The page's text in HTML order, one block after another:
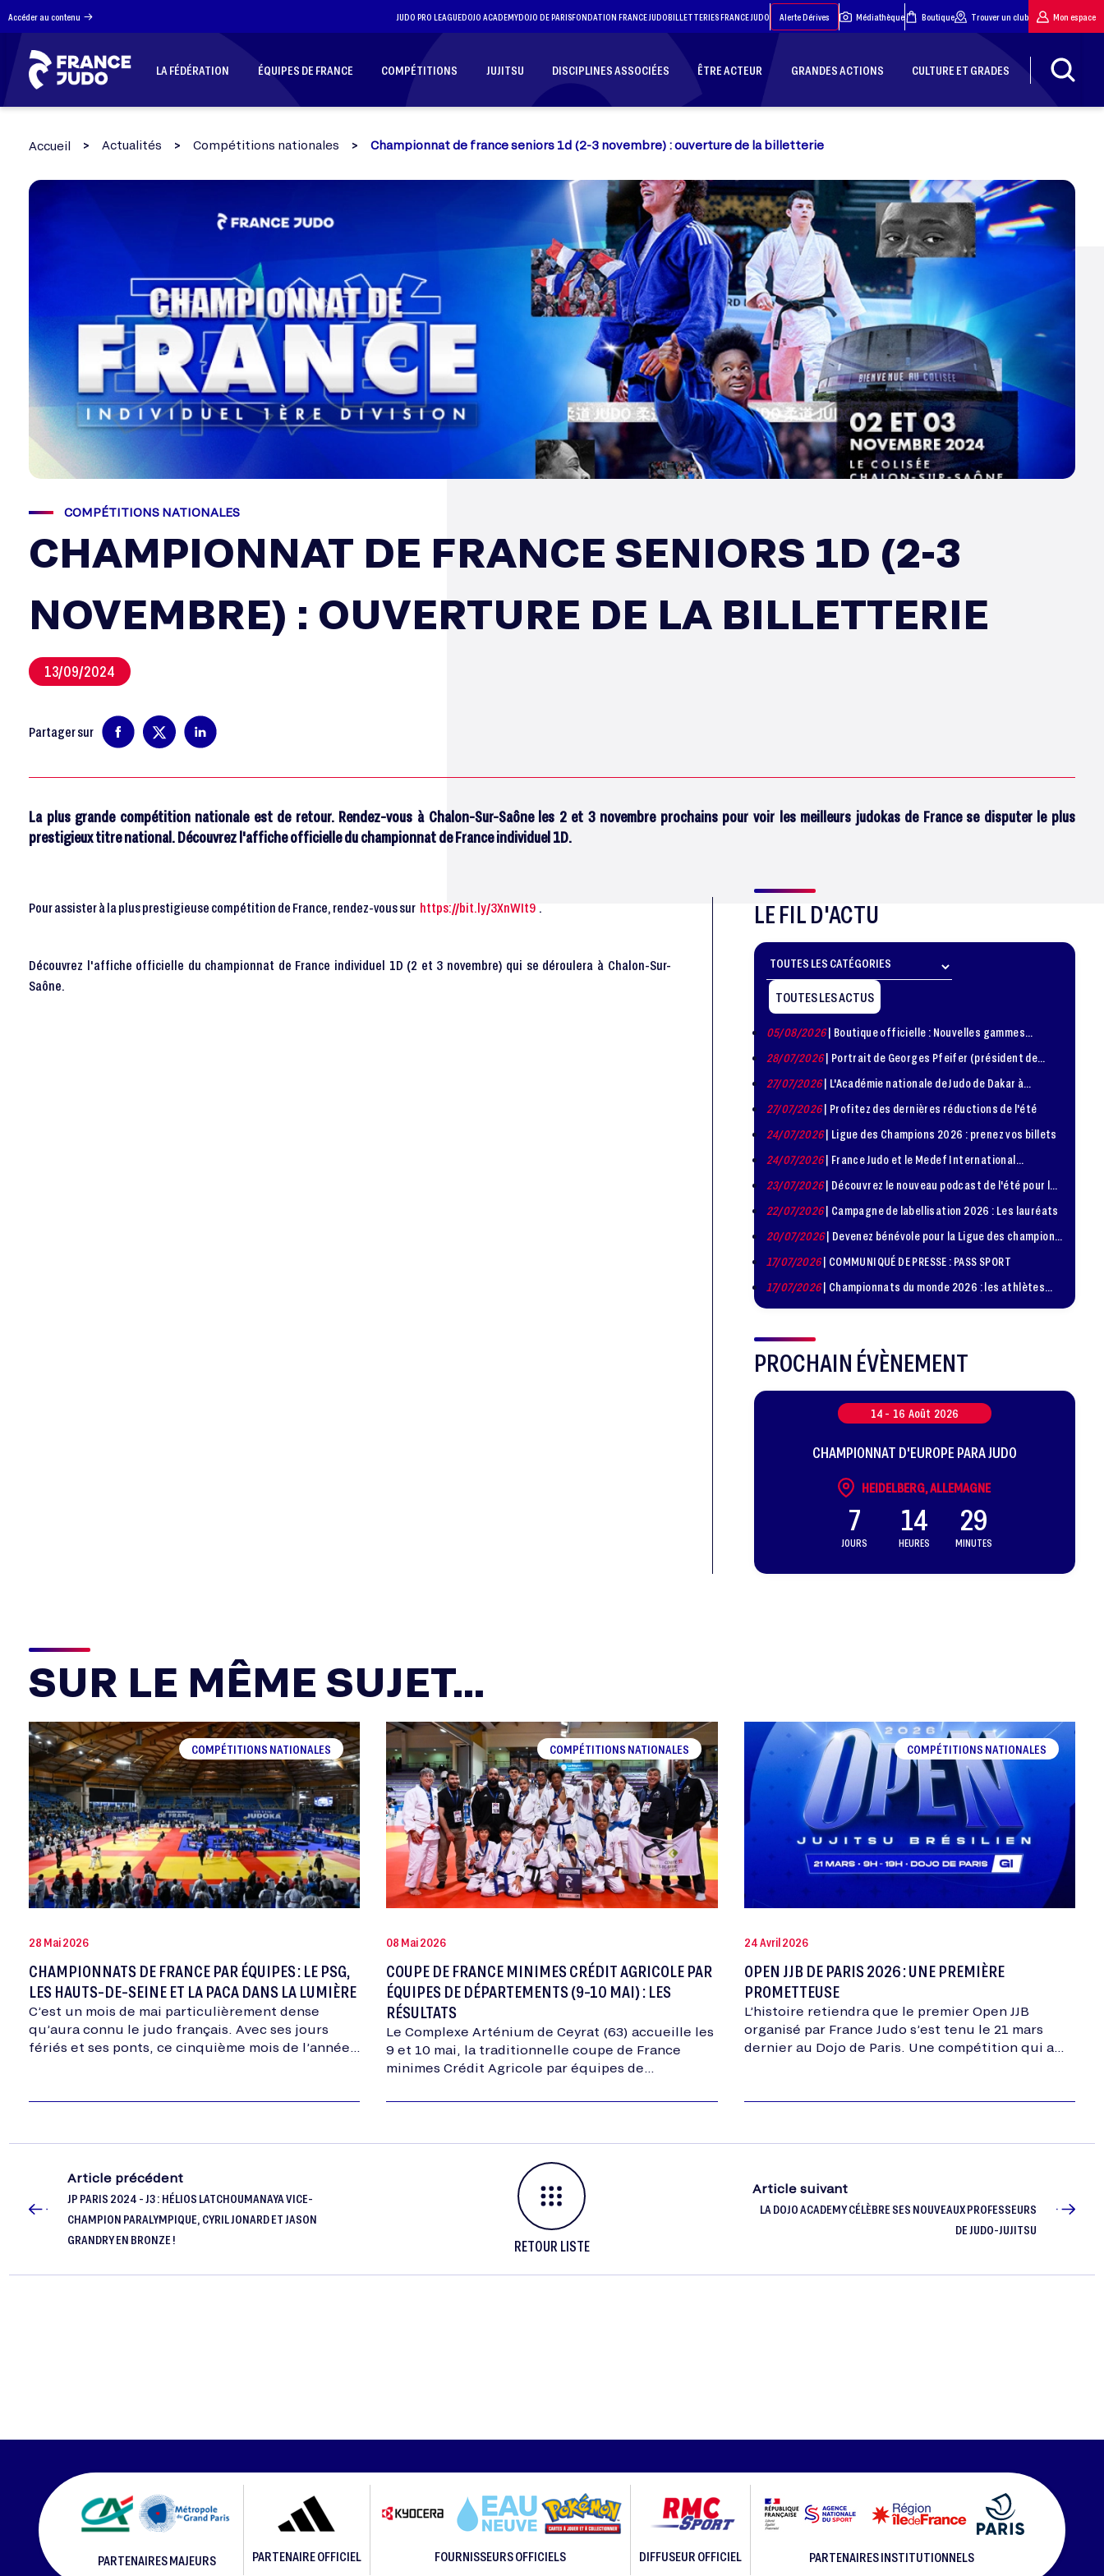
Accéder au contenu JUDO PRO LEAGUEDOJO ACADEMYDOJO DE PARISFONDATION FRANCE JUDOBILLETTERIES FRANCE JUDO Alerte Dérives Médiathèque Boutique Trouver un club Mon espace
LA FÉDÉRATION ÉQUIPES DE FRANCE COMPÉTITIONS JUJITSU DISCIPLINES ASSOCIÉES ÊTRE ACTEUR GRANDES ACTIONS CULTURE ET GRADES
Accueil Actualités Compétitions nationales Championnat de france seniors 1d (2-3 novembre) : ouverture de la billetterie
COMPÉTITIONS NATIONALES
CHAMPIONNAT DE FRANCE SENIORS 1D (2-3
NOVEMBRE) : OUVERTURE DE LA BILLETTERIE
13/09/2024
Partager sur
La plus grande compétition nationale est de retour. Rendez-vous à Chalon-Sur-Saône les 2 et 3 novembre prochains pour voir les meilleurs judokas de France se disputer le plus
prestigieux titre national. Découvrez l'affiche officielle du championnat de France individuel 1D.
Pour assister à la plus prestigieuse compétition de France, rendez-vous sur https://bit.ly/3XnWIt9 .
Découvrez l'affiche officielle du championnat de France individuel 1D (2 et 3 novembre) qui se déroulera à Chalon-Sur-
Saône.
LE FIL D'ACTU
TOUTES LES ACTUS
05/08/2026| Boutique officielle : Nouvelles gammes
disponible !
28/07/2026| Portrait de Georges Pfeifer (président de
1981 – 1986)
27/07/2026| L'Académie nationale de Judo de Dakar à
l'honneur
27/07/2026| Profitez des dernières réductions de l'été
24/07/2026| Ligue des Champions 2026 : prenez vos billets
24/07/2026| France Judo et le Medef International
organisent la troisième édition de la Journée de la
23/07/2026| Découvrez le nouveau podcast de l'été pour les
jeunes judokas
22/07/2026| Campagne de labellisation 2026 : Les lauréats
20/07/2026| Devenez bénévole pour la Ligue des champions
de judo à Paris le 24 octobre !
17/07/2026| COMMUNIQUÉ DE PRESSE : PASS SPORT
17/07/2026| Championnats du monde 2026 : les athlètes
sélectionnés
PROCHAIN ÉVÈNEMENT
14 - 16 Août 2026
CHAMPIONNAT D'EUROPE PARA JUDO
HEIDELBERG, ALLEMAGNE
7
JOURS
14
HEURES
29
MINUTES
SUR LE MÊME SUJET...
COMPÉTITIONS NATIONALES
28 Mai 2026
CHAMPIONNATS DE FRANCE PAR ÉQUIPES : LE PSG,
LES HAUTS-DE-SEINE ET LA PACA DANS LA LUMIÈRE
C’est un mois de mai particulièrement dense
qu’aura connu le judo français. Avec ses jours
fériés et ses ponts, ce cinquième mois de l’année
COMPÉTITIONS NATIONALES
08 Mai 2026
COUPE DE FRANCE MINIMES CRÉDIT AGRICOLE PAR
ÉQUIPES DE DÉPARTEMENTS (9-10 MAI) : LES
RÉSULTATS
Le Complexe Arténium de Ceyrat (63) accueille les
9 et 10 mai, la traditionnelle coupe de France
minimes Crédit Agricole par équipes de
dans cet…
COMPÉTITIONS NATIONALES
24 Avril 2026
OPEN JJB DE PARIS 2026 : UNE PREMIÈRE
PROMETTEUSE
L’histoire retiendra que le premier Open JJB
organisé par France Judo s’est tenu le 21 mars
dernier au Dojo de Paris. Une compétition qui a
Article précédent
JP PARIS 2024 - J3 : HÉLIOS LATCHOUMANAYA VICE-
CHAMPION PARALYMPIQUE, CYRIL JONARD ET JASON
GRANDRY EN BRONZE !
RETOUR LISTE
Article suivant
LA DOJO ACADEMY CÉLÈBRE SES NOUVEAUX PROFESSEURS
DE JUDO-JUJITSU
PARTENAIRES MAJEURS PARTENAIRE OFFICIEL FOURNISSEURS OFFICIELS DIFFUSEUR OFFICIEL PARTENAIRES INSTITUTIONNELS
Panneau de gestion des cookies